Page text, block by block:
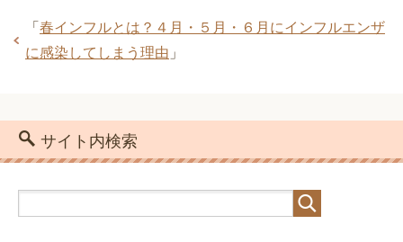
「 春インフルとは？４月・５月・６月にインフルエンザ
に感染してしまう理由 」
サイト内検索